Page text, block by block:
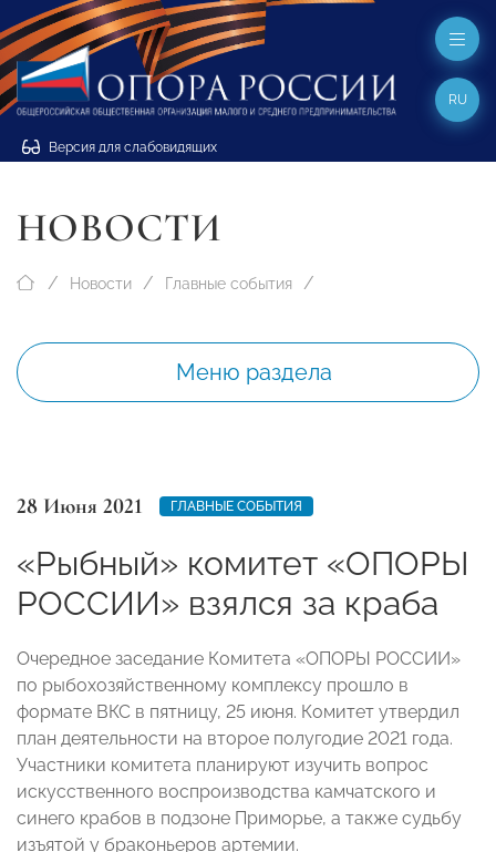
Версия для слабовидящих
RU
НОВОСТИ
Новости Главные события
Меню раздела
28 Июня 2021 ГЛАВНЫЕ СОБЫТИЯ
«Рыбный» комитет «ОПОРЫ
РОССИИ» взялся за краба
Очередное заседание Комитета «ОПОРЫ РОССИИ»
по рыбохозяйственному комплексу прошло в
формате ВКС в пятницу, 25 июня. Комитет утвердил
план деятельности на второе полугодие 2021 года.
Участники комитета планируют изучить вопрос
искусственного воспроизводства камчатского и
синего крабов в подзоне Приморье, а также судьбу
изъятой у браконьеров артемии.